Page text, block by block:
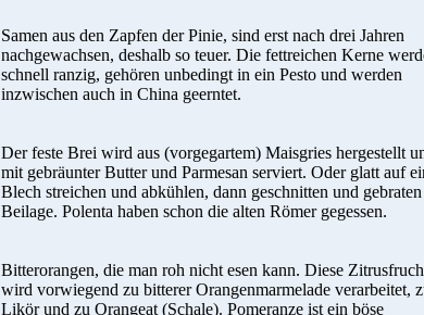
Samen aus den Zapfen der Pinie, sind erst nach drei Jahren
nachgewachsen, deshalb so teuer. Die fettreichen Kerne
schnell ranzig, gehören unbedingt in ein Pesto und werden
inzwischen auch in China geerntet.
Der feste Brei wird aus (vorgegartem) Maisgries hergestellt
mit gebräunter Butter und Parmesan serviert. Oder glatt auf
Blech streichen und abkühlen, dann geschnitten und
Beilage. Polenta haben schon die alten Römer gegessen.
Bitterorangen, die man roh nicht esen kann. Diese
wird vorwiegend zu bitterer Orangenmarmelade verarbeitet,
Likör und zu Orangeat (Schale). Pomeranze ist ein böse